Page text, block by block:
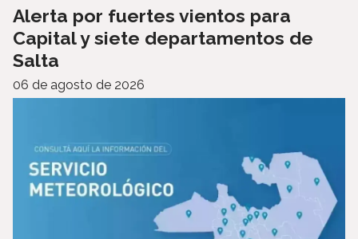
Alerta por fuertes vientos para
Capital y siete departamentos de
Salta
06 de agosto de 2026